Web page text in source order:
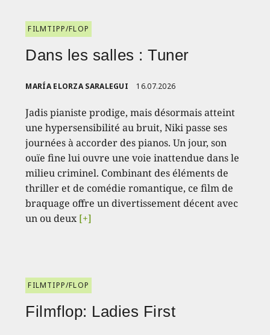
FILMTIPP/FLOP
Dans les salles : Tuner
MARÍA ELORZA SARALEGUI 16.07.2026
Jadis pianiste prodige, mais désormais atteint
une hypersensibilité au bruit, Niki passe ses
journées à accorder des pianos. Un jour, son
ouïe fine lui ouvre une voie inattendue dans le
milieu criminel. Combinant des éléments de
thriller et de comédie romantique, ce film de
braquage offre un divertissement décent avec
un ou deux[+]
FILMTIPP/FLOP
Filmflop: Ladies First